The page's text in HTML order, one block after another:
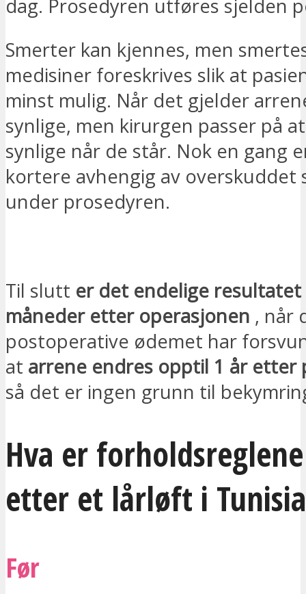
dag. Prosedyren utføres sjelden
Smerter kan kjennes, men
medisiner foreskrives slik at
minst mulig. Når det gjelder
synlige, men kirurgen passer på
synlige når de står. Nok en gang
kortere avhengig av overskuddet
under prosedyren.
Til slutt er det endelige resultatet
måneder etter operasjonen , når
postoperative ødemet har
at arrene endres opptil 1 år etter
så det er ingen grunn til
Hva er
etter et lårløft i
Før